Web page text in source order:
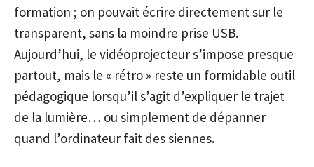
formation ; on pouvait écrire directement sur le
transparent, sans la moindre prise USB.
Aujourd’hui, le vidéoprojecteur s’impose presque
partout, mais le « rétro » reste un formidable outil
pédagogique lorsqu’il s’agit d’expliquer le trajet
de la lumière… ou simplement de dépanner
quand l’ordinateur fait des siennes.